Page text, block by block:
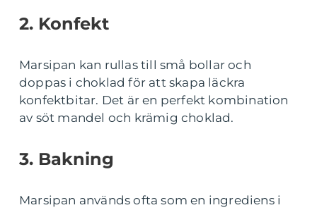
2. Konfekt
Marsipan kan rullas till små bollar och
doppas i choklad för att skapa läckra
konfektbitar. Det är en perfekt kombination
av söt mandel och krämig choklad.
3. Bakning
Marsipan används ofta som en ingrediens i